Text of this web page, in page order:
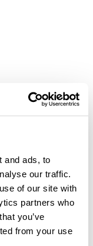
and ads, to
our traffic.
of our site with
partners who
you’ve
from your use
avis !